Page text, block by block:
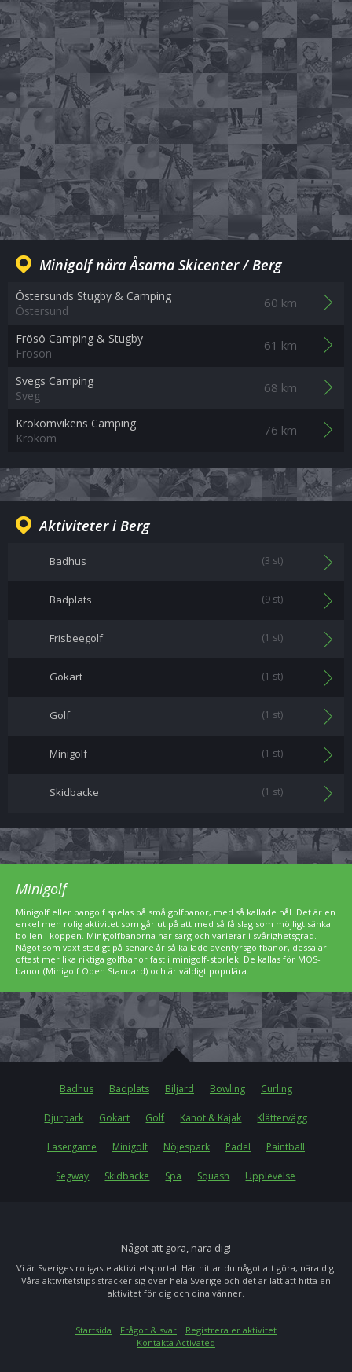
Minigolf nära Åsarna Skicenter / Berg
Östersunds Stugby & Camping
Östersund
60 km
Frösö Camping & Stugby
Frösön
61 km
Svegs Camping
Sveg
68 km
Krokomvikens Camping
Krokom
76 km
Aktiviteter i Berg
Badhus (3 st)
Badplats (9 st)
Frisbeegolf (1 st)
Gokart (1 st)
Golf (1 st)
Minigolf (1 st)
Skidbacke (1 st)
Minigolf
Minigolf eller bangolf spelas på små golfbanor, med så kallade hål. Det är en
enkel men rolig aktivitet som går ut på att med så få slag som möjligt sänka
bollen i koppen. Minigolfbanorna har sarg och varierar i svårighetsgrad.
Något som växt stadigt på senare år så kallade äventyrsgolfbanor, dessa är
oftast mer lika riktiga golfbanor fast i minigolf-storlek. De kallas för MOS-
banor (Minigolf Open Standard) och är väldigt populära.
Badhus Badplats Biljard Bowling Curling
Djurpark Gokart Golf Kanot & Kajak Klättervägg
Lasergame Minigolf Nöjespark Padel Paintball
Segway Skidbacke Spa Squash Upplevelse
Något att göra, nära dig!
Vi är Sveriges roligaste aktivitetsportal. Här hittar du något att göra, nära dig!
Våra aktivitetstips sträcker sig över hela Sverige och det är lätt att hitta en
aktivitet för dig och dina vänner.
Startsida Frågor & svar
Registrera er aktivitet
Kontakta Activated